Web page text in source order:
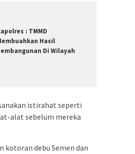
: TMMD
Hasil
Di Wilayah
istirahat seperti
alat sebelum mereka
kotoran debu Semen dan